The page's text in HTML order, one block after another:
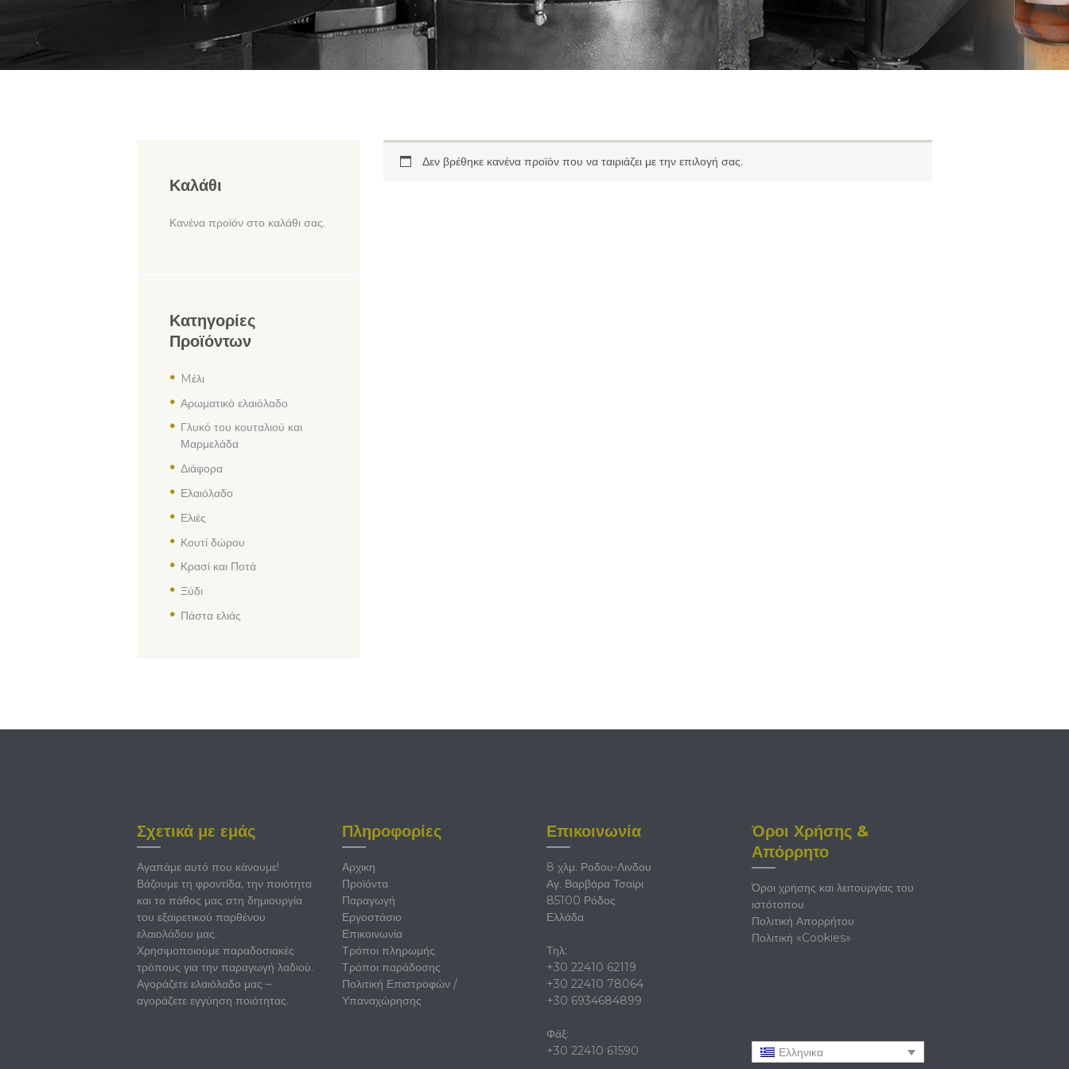
Δεν βρέθηκε κανένα προϊόν που να ταιριάζει με την επιλογή σας.
Καλάθι
Κανένα προϊόν στο καλάθι σας.
Κατηγορίες
Προϊόντων
Mέλι
Αρωματικό ελαιόλαδο
Γλυκό του κουταλιού και
Μαρμελάδα
Διάφορα
Ελαιόλαδο
Ελιές
Κουτί δώρου
Κρασί και Ποτά
Ξύδι
Πάστα ελιάς
Σχετικά με εμάς
Αγαπάμε αυτό που κάνουμε!
Βάζουμε τη φροντίδα, την ποιότητα
και το πάθος μας στη δημιουργία
του εξαιρετικού παρθένου
ελαιολάδου μας.
Χρησιμοποιούμε παραδοσιακές
τρόπους για την παραγωγή λαδιού.
Αγοράζετε ελαιόλαδο μας –
αγοράζετε εγγύηση ποιότητας.
Πληροφορίες
Αρχικη
Προϊόντα
Παραγωγή
Εργοστάσιο
Επικοινωνία
Τρόποι πληρωμής
Τρόποι παράδοσης
Πολιτική Επιστροφών /
Υπαναχώρησης
Επικοινωνία
8 χλμ. Ροδου-Λινδου
Αγ. Βαρβάρα Τσαίρι
85100 Ρόδος
Ελλάδα
Τηλ:
+30 22410 62119
+30 22410 78064
+30 6934684899
Φάξ:
+30 22410 61590
Όροι Χρήσης &
Απόρρητο
Όροι χρήσης και λειτουργίας του
ιστότοπου
Πολιτική Απορρήτου
Πολιτική «Cookies»
Ελληνικα